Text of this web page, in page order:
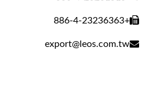
+886-4-23236363
export@leos.com.tw